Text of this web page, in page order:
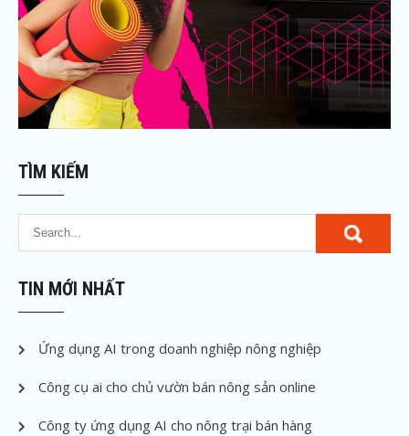
TÌM KIẾM
TIN MỚI NHẤT
Ứng dụng AI trong doanh nghiệp nông nghiệp
Công cụ ai cho chủ vườn bán nông sản online
Công ty ứng dụng AI cho nông trại bán hàng